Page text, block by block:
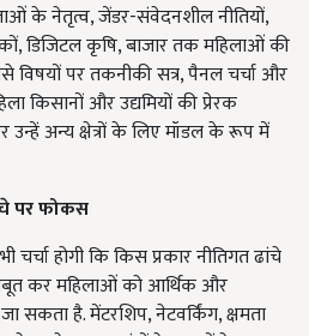
के नेतृत्व, जेंडर-संवेदनशील नीतियों,
डिजिटल कृषि, बाजार तक महिलाओं की
विषयों पर तकनीकी सत्र, पैनल चर्चा और
किसानों और उद्यमियों की प्रेरक
अन्य क्षेत्रों के लिए मॉडल के रूप में
पर फोकस
होगी कि किस प्रकार नीतिगत ढांचे
कर महिलाओं को आर्थिक और
सकता है. मेंटरशिप, नेटवर्किंग, क्षमता